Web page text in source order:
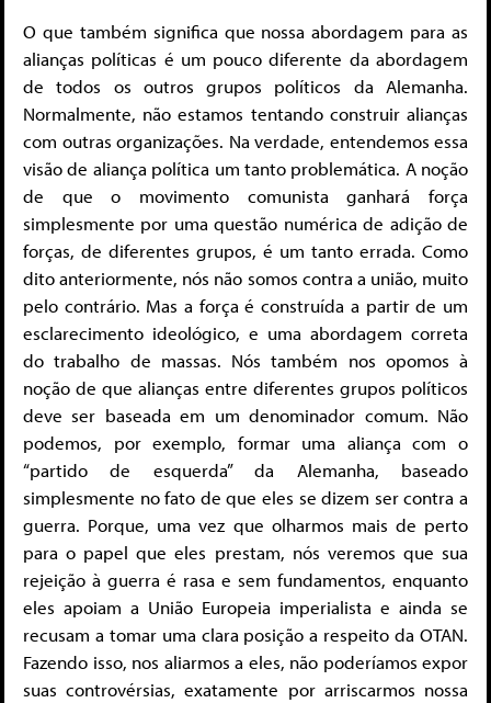
O que também significa que nossa abordagem para as
alianças políticas é um pouco diferente da abordagem
de todos os outros grupos políticos da Alemanha.
Normalmente, não estamos tentando construir alianças
com outras organizações. Na verdade, entendemos essa
visão de aliança política um tanto problemática. A noção
de que o movimento comunista ganhará força
simplesmente por uma questão numérica de adição de
forças, de diferentes grupos, é um tanto errada. Como
dito anteriormente, nós não somos contra a união, muito
pelo contrário. Mas a força é construída a partir de um
esclarecimento ideológico, e uma abordagem correta
do trabalho de massas. Nós também nos opomos à
noção de que alianças entre diferentes grupos políticos
deve ser baseada em um denominador comum. Não
podemos, por exemplo, formar uma aliança com o
“partido de esquerda” da Alemanha, baseado
simplesmente no fato de que eles se dizem ser contra a
guerra. Porque, uma vez que olharmos mais de perto
para o papel que eles prestam, nós veremos que sua
rejeição à guerra é rasa e sem fundamentos, enquanto
eles apoiam a União Europeia imperialista e ainda se
recusam a tomar uma clara posição a respeito da OTAN.
Fazendo isso, nos aliarmos a eles, não poderíamos expor
suas controvérsias, exatamente por arriscarmos nossa